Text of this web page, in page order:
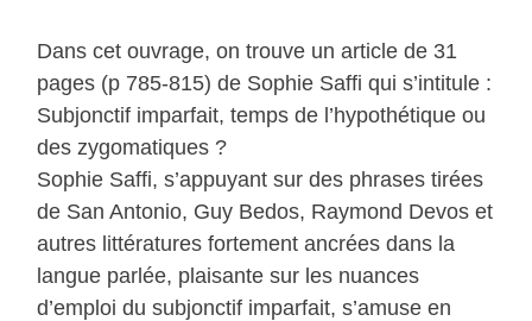
Dans cet ouvrage, on trouve un article de 31
pages (p 785-815) de Sophie Saffi qui s’intitule :
Subjonctif imparfait, temps de l’hypothétique ou
des zygomatiques ?
Sophie Saffi, s’appuyant sur des phrases tirées
de San Antonio, Guy Bedos, Raymond Devos et
autres littératures fortement ancrées dans la
langue parlée, plaisante sur les nuances
d’emploi du subjonctif imparfait, s’amuse en